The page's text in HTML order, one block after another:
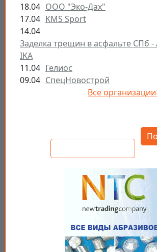
18.04 ООО "Эко-Дах"
17.04 KMS Sport
14.04
Заделка трещин в асфальте СПб -
IKA
11.04 Гелиос
09.04 СпецНовострой
Все